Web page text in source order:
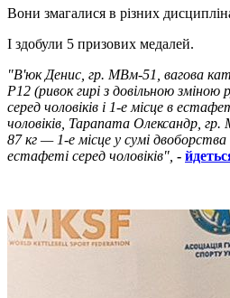
Вони змагалися в різних
І здобули 5 призових медалей.
"В'юк Денис, гр. МВм-51, вагова
Р12 (ривок гирі з довільною зміною
серед чоловіків і 1-е місце в
чоловіків, Тарапата Олександр,
87 кг — 1-е місце у сумі двоборства
естафеті серед чоловіків", -